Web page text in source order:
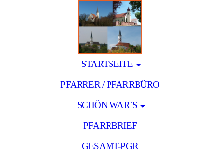
STARTSEITE
PFARRER / PFARRBÜRO
SCHÖN WAR´S
PFARRBRIEF
GESAMT-PGR